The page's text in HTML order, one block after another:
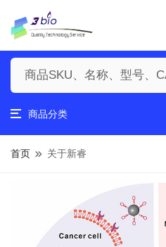
商品分类
首页 关于新睿